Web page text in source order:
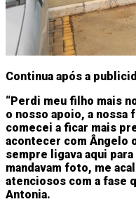
Continua após a
“Perdi meu filho mais
o nosso apoio, a
comecei a ficar mais
acontecer com Ângelo
sempre ligava aqui
mandavam foto, me
atenciosos com a fase
Antonia.